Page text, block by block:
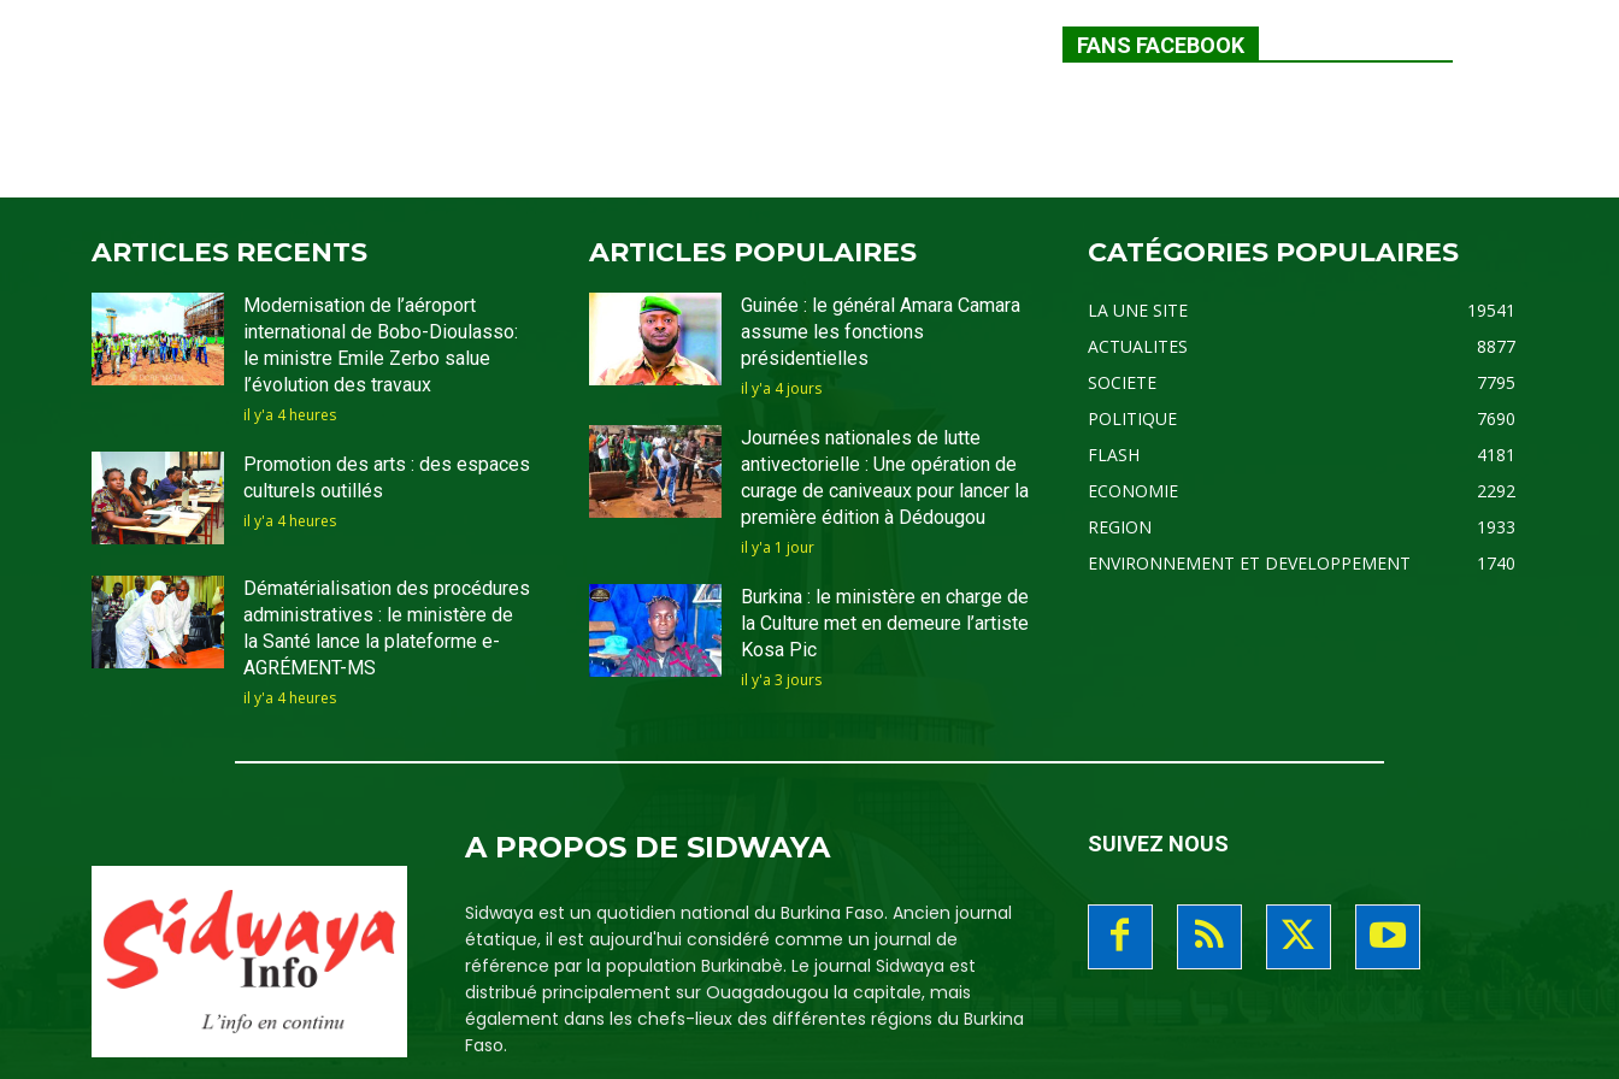
FANS FACEBOOK
ARTICLES RECENTS
Modernisation de l’aéroport
international de Bobo-Dioulasso:
le ministre Emile Zerbo salue
l’évolution des travaux
il y'a 4 heures
Promotion des arts : des espaces
culturels outillés
il y'a 4 heures
Dématérialisation des procédures
administratives : le ministère de
la Santé lance la plateforme e-
AGRÉMENT-MS
il y'a 4 heures
ARTICLES POPULAIRES
Guinée : le général Amara Camara
assume les fonctions
présidentielles
il y'a 4 jours
Journées nationales de lutte
antivectorielle : Une opération de
curage de caniveaux pour lancer la
première édition à Dédougou
il y'a 1 jour
Burkina : le ministère en charge de
la Culture met en demeure l’artiste
Kosa Pic
il y'a 3 jours
CATÉGORIES POPULAIRES
LA UNE SITE
19541
ACTUALITES
8877
SOCIETE
7795
POLITIQUE
7690
FLASH
4181
ECONOMIE
2292
REGION
1933
ENVIRONNEMENT ET DEVELOPPEMENT
1740
A PROPOS DE SIDWAYA
Sidwaya est un quotidien national du Burkina Faso. Ancien journal
étatique, il est aujourd'hui considéré comme un journal de
référence par la population Burkinabè. Le journal Sidwaya est
distribué principalement sur Ouagadougou la capitale, mais
également dans les chefs-lieux des différentes régions du Burkina
Faso.
SUIVEZ NOUS